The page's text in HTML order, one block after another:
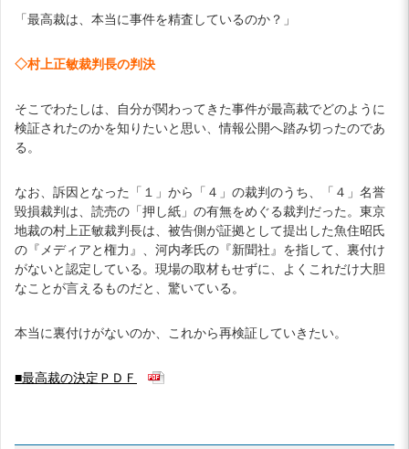
「最高裁は、本当に事件を精査しているのか？」
◇村上正敏裁判長の判決
そこでわたしは、自分が関わってきた事件が最高裁でどのように
検証されたのかを知りたいと思い、情報公開へ踏み切ったのであ
る。
なお、訴因となった「１」から「４」の裁判のうち、「４」名誉
毀損裁判は、読売の「押し紙」の有無をめぐる裁判だった。東京
地裁の村上正敏裁判長は、被告側が証拠として提出した魚住昭氏
の『メディアと権力』、河内孝氏の『新聞社』を指して、裏付け
がないと認定している。現場の取材もせずに、よくこれだけ大胆
なことが言えるものだと、驚いている。
本当に裏付けがないのか、これから再検証していきたい。
■最高裁の決定ＰＤＦ